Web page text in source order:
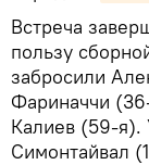
Встреча
пользу
забросили
Фариначчи
Калиев (59-я).
Симонтайвал